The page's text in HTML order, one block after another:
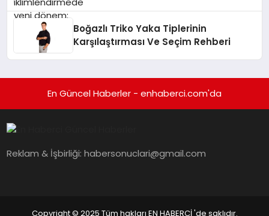
Boğazlı Triko Yaka Tiplerinin
Karşılaştırması Ve Seçim Rehberi
En Güncel Haberler - enhaberci.com'da
Reklam & İşbirliği:habersonuclari@gmail.com
Copyright © 2025 Tüm hakları EN HABERCİ 'de saklıdır.